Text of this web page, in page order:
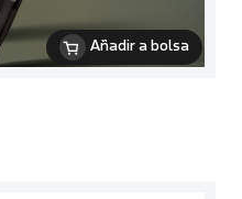
Añadir a bolsa